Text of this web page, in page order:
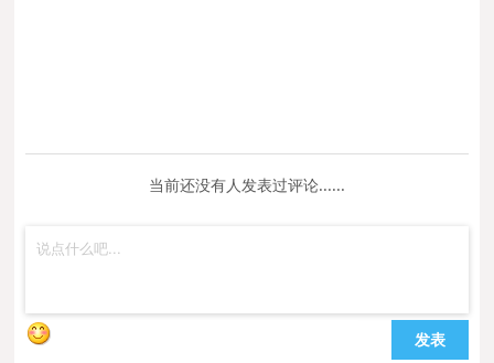
当前还没有人发表过评论......
发表